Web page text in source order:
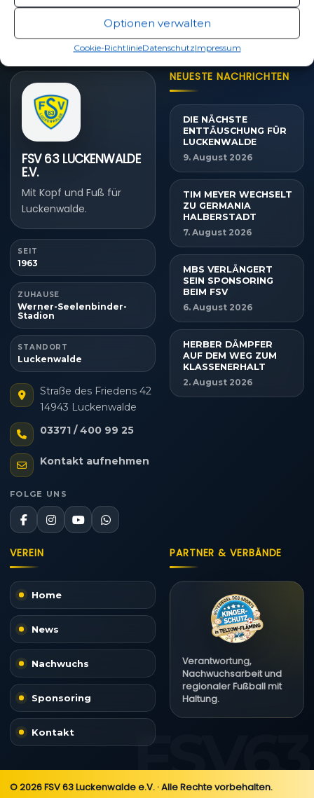
Optionen verwalten
Cookie-RichtlinieDatenschutzImpressum
Sponsoring & Netzwerk
FSV 63 LUCKENWALDE
E.V.
Mit Kopf und Fuß für
Luckenwalde.
SEIT
1963
ZUHAUSE
Werner-Seelenbinder-
Stadion
STANDORT
Luckenwalde
Straße des Friedens 42
14943 Luckenwalde
03371 / 400 99 25
Kontakt aufnehmen
FOLGE UNS
NEUESTE NACHRICHTEN
DIE NÄCHSTE
ENTTÄUSCHUNG FÜR
LUCKENWALDE
9. August 2026
TIM MEYER WECHSELT
ZU GERMANIA
HALBERSTADT
7. August 2026
MBS VERLÄNGERT
SEIN SPONSORING
BEIM FSV
6. August 2026
HERBER DÄMPFER
AUF DEM WEG ZUM
KLASSENERHALT
2. August 2026
VEREIN
Home
News
Nachwuchs
Sponsoring
Kontakt
PARTNER & VERBÄNDE
Verantwortung,
Nachwuchsarbeit und
regionaler Fußball mit
Haltung.
© 2026 FSV 63 Luckenwalde e.V. · Alle Rechte vorbehalten.